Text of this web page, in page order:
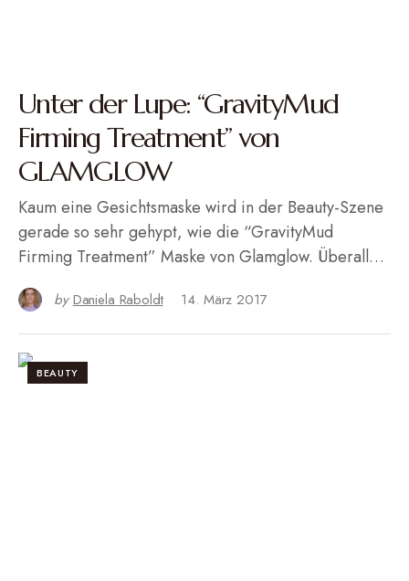
Unter der Lupe: “GravityMud
Firming Treatment” von
GLAMGLOW
Kaum eine Gesichtsmaske wird in der Beauty-Szene
gerade so sehr gehypt, wie die “GravityMud
Firming Treatment” Maske von Glamglow. Überall…
by Daniela Raboldt 14. März 2017
BEAUTY